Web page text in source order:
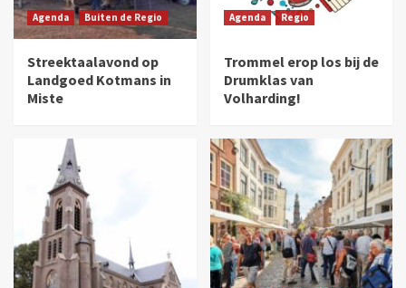
Agenda Buiten de Regio
Streektaalavond op
Landgoed Kotmans in
Miste
Agenda Regio
Trommel erop los bij de
Drumklas van
Volharding!